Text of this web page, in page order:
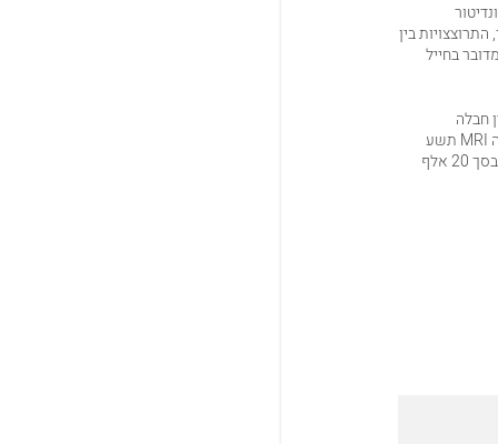
מטבח וקונדיטור
בין
בחייל
חבלה
משמעותית לברך בשני אירועים שהתרחשו באוגוסט 2008, לבין גרימת הנזק בברכו שהתגלה בבדיקה MRI תשע
לשלם למערער שכר טרחה בסך 20 אלף